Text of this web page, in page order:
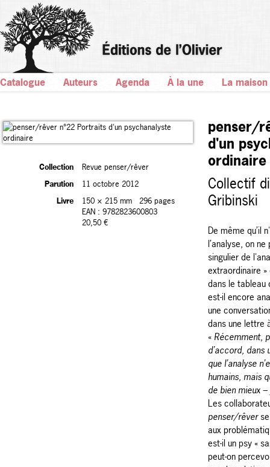
Catalogue Auteurs Agenda À la une La maison
Collection
Revue penser/rêver
Parution
11 octobre 2012
Livre
150 × 215 mm
296 pages
EAN : 9782823600803
20,50 €
penser/
d'un
ordinaire
Collectif
Gribinski
De même qu’il
l’analyse, on
singulier de
extraordinaire »
dans le tableau
est-il encore
une
dans une lettre
« Récemment,
d’accord, dans
que l’analyse
humains, mais
de bien mieux
Les
penser/rêverse
aux
est-il un psy «
peut-on